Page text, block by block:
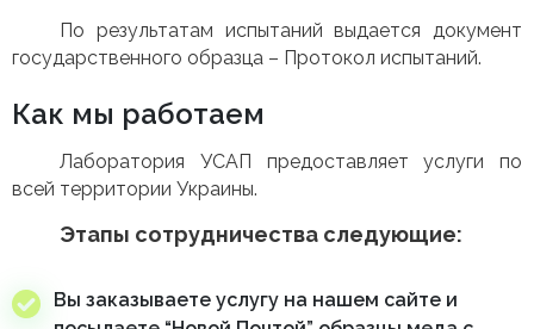
По результатам испытаний выдается документ
государственного образца – Протокол испытаний.
Как мы работаем
Лаборатория УСАП предоставляет услуги по
всей территории Украины.
Этапы сотрудничества следующие:
Вы заказываете услугу на нашем сайте и